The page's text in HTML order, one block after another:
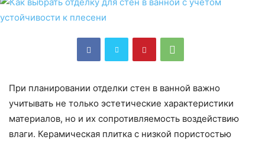
При планировании отделки стен в ванной важно
учитывать не только эстетические характеристики
материалов, но и их сопротивляемость воздействию
влаги. Керамическая плитка с низкой пористостью